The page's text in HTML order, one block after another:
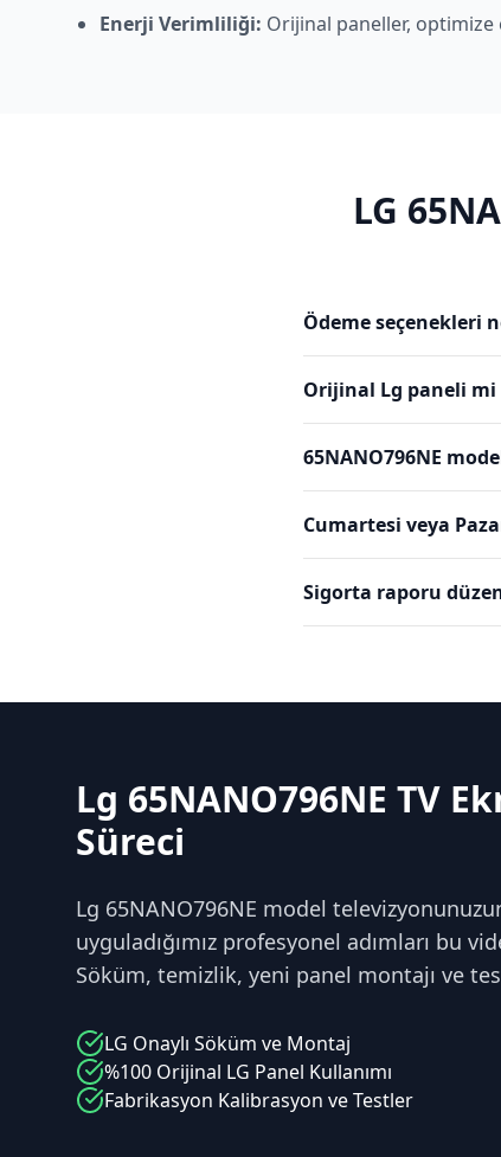
Enerji Verimliliği: Orijinal paneller,
LG
Ödeme seçenekleri
Orijinal Lg paneli
65NANO796NE
Cumartesi veya
Sigorta raporu
Lg 65NANO796NE TV
Süreci
Lg 65NANO796NE model
uyguladığımız profesyonel adımları bu
Söküm, temizlik, yeni panel montajı ve
LG Onaylı Söküm ve Montaj
%100 Orijinal LG Panel Kullanımı
Fabrikasyon Kalibrasyon ve Testler